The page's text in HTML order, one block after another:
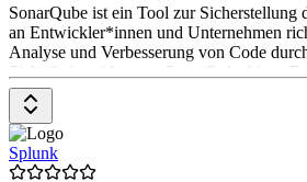
SonarQube ist ein Tool zur Sicherstellung
an Entwickler*innen und Unternehmen
Analyse und Verbesserung von Code
Sicherheitsprüfungen. SonarQube bietet
in DevOps-Plattformen, Echtzeitanalyse,
Unterstützung für zahlreiche
Modell umfasst eine kostenlose
kostenpflichtige Versionen für
Funktionen bieten.
Splunk